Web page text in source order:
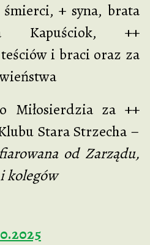
+ syna, brata
Kapuściok, ++
i braci oraz za
Miłosierdzia za ++
Stara Strzecha –
od Zarządu,
kolegów